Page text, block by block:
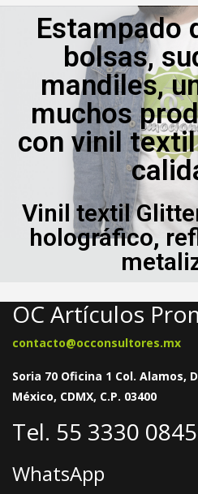
Estampado
bolsas,
mandiles,
muchos
con vinil
Vinil textil
holográfico,
OC Artículos
contacto@occonsultores.mx
Soria 70 Oficina 1 Col. Alamos,
México, CDMX, C.P. 03400
Tel. 55 3330 0845
WhatsApp